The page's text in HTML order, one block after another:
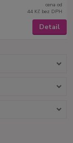
cena od
44 Kč bez DPH
Detail